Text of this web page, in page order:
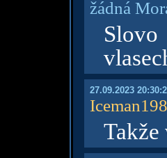
žádná
27.09.2023